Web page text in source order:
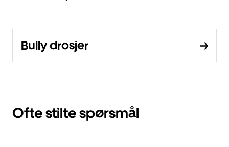
Bully drosjer
Ofte stilte spørsmål